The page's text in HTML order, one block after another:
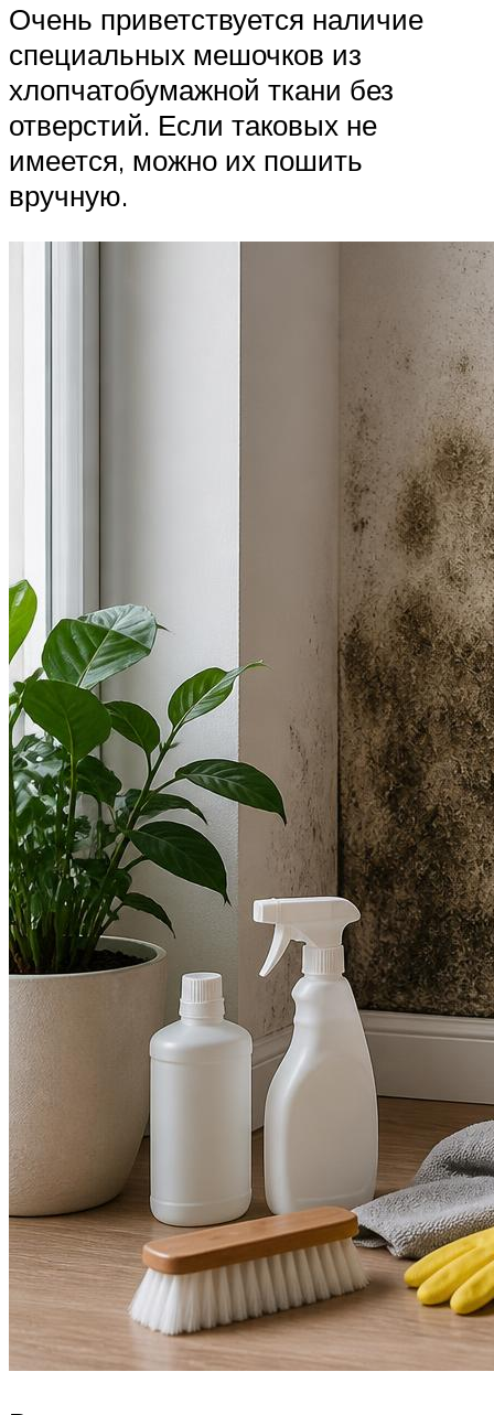
Очень приветствуется наличие
специальных мешочков из
хлопчатобумажной ткани без
отверстий. Если таковых не
имеется, можно их пошить
вручную.